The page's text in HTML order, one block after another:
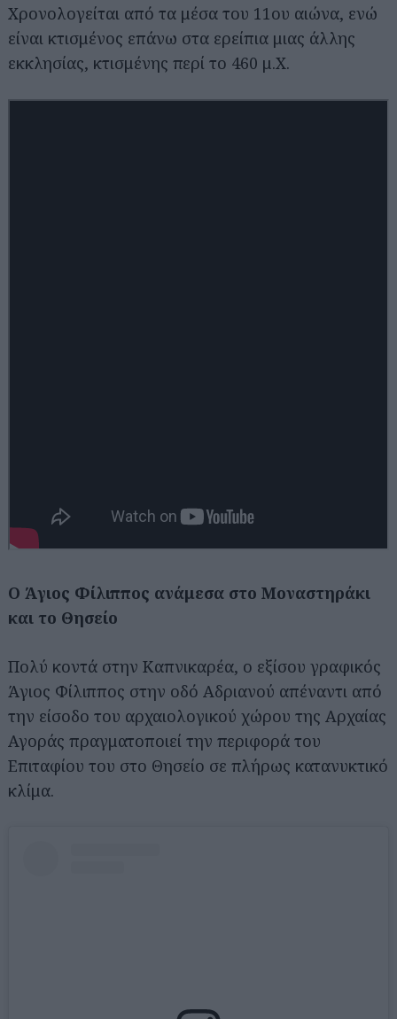
Χρονολογείται από τα μέσα του 11ου αιώνα, ενώ
είναι κτισμένος επάνω στα ερείπια μιας άλλης
εκκλησίας, κτισμένης περί το 460 μ.Χ.
Ο Άγιος Φίλιππος ανάμεσα στο Μοναστηράκι
και το Θησείο
Πολύ κοντά στην Καπνικαρέα, ο εξίσου γραφικός
Άγιος Φίλιππος στην οδό Αδριανού απέναντι από
την είσοδο του αρχαιολογικού χώρου της Αρχαίας
Αγοράς πραγματοποιεί την περιφορά του
Επιταφίου του στο Θησείο σε πλήρως κατανυκτικό
κλίμα.